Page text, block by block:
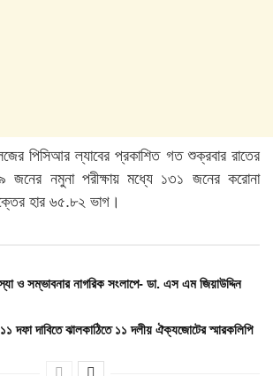
পিসিআর ল্যাবের প্রকাশিত গত শুক্রবার রাতের
জনের নমুনা পরীক্ষায় মধ্যে ১৩১ জনের করোনা
হার ৬৫.৮২ ভাগ।
ও সম্ভাবনার নাগরিক সংলাপে- ডা. এস এম জিয়াউদ্দিন
দফা দাবিতে ঝালকাঠিতে ১১ দলীয় ঐক্যজোটের স্মারকলিপি